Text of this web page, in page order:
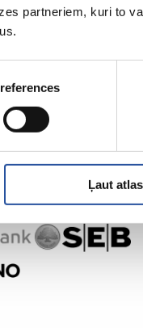
partneriem, kuri to
Ļaut